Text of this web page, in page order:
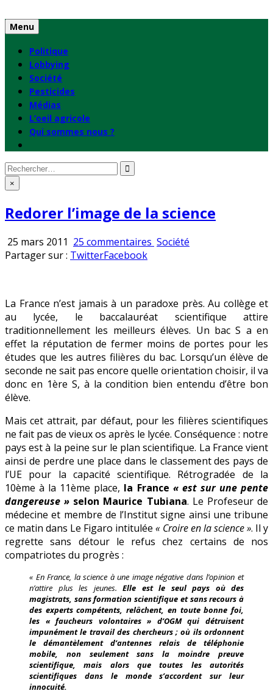
to
content
Menu
Politique
Lobbying
Société
Pesticides
Médias
L’oeil agricole
Qui sommes nous ?
Rechercher
: ×
Redorer l’image de la science
25 mars 2011 25 commentaires sur
science
Publié
Société
Partager sur : TwitterFacebook
La France n’est jamais à un paradoxe près. Au collège et
au lycée, le baccalauréat scientifique attire
traditionnellement les meilleurs élèves. Un bac S a en
effet la réputation de fermer moins de portes pour les
études que les autres filières du bac. Lorsqu’un élève de
seconde ne sait pas encore quelle orientation choisir, il va
donc en 1ère S, à la condition bien entendu d’être bon
élève.
Mais cet attrait, par défaut, pour les filières scientifiques
ne fait pas de vieux os après le lycée. Conséquence : notre
pays est à la peine sur le plan scientifique. La France vient
ainsi de perdre une place dans le classement des pays de
l’UE pour la capacité scientifique. Rétrogradée de la
10ème à la 11ème place, la France « est sur une pente
dangereuse » selon Maurice Tubiana. Le Profeseur de
médecine et membre de l’Institut signe ainsi une tribune
ce matin dans Le Figaro intitulée« Croire en la science ». Il y
regrette sans détour le refus chez certains de nos
compatriotes du progrès :
« En France, la science à une image négative dans l’opinion et
n’attire plus les jeunes. Elle est le seul pays où des
magistrats, sans formation scientifique et sans recours à
des experts compétents, relâchent, en toute bonne foi,
les « faucheurs volontaires » d’OGM qui détruisent
impunément le travail des chercheurs ; où ils ordonnent
le démantèlement d’antennes relais de téléphonie
mobile, non seulement sans la moindre preuve
scientifique, mais alors que toutes les autorités
scientifiques dans le monde s’accordent sur leur
innocuité.